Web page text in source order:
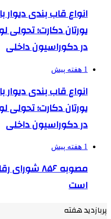
انواع قاب بندی
یورتان دکارت؛
در دکوراسیون داخلی
1 هفته پیش
انواع قاب بندی
یورتان دکارت؛
در دکوراسیون داخلی
1 هفته پیش
مصوبه ۸۵۶
است
پربازدید هفته